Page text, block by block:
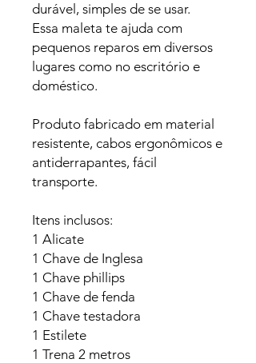
durável, simples de se usar.
Essa maleta te ajuda com
pequenos reparos em diversos
lugares como no escritório e
doméstico.
Produto fabricado em material
resistente, cabos ergonômicos e
antiderrapantes, fácil
transporte.
Itens inclusos:
1 Alicate
1 Chave de Inglesa
1 Chave phillips
1 Chave de fenda
1 Chave testadora
1 Estilete
1 Trena 2 metros